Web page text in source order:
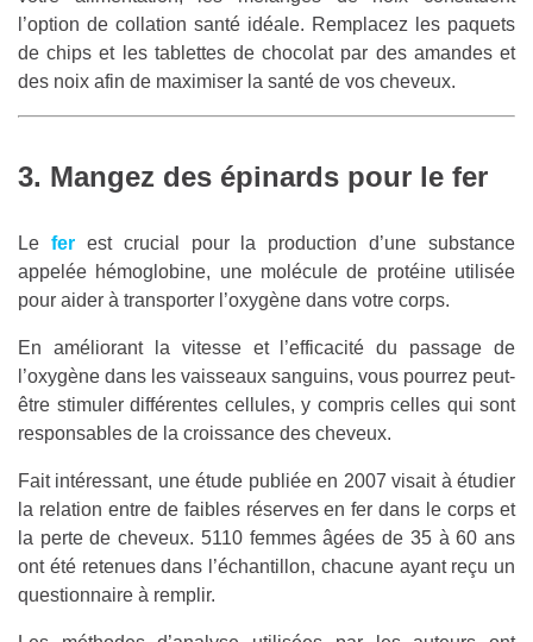
l’option de collation santé idéale. Remplacez les paquets
de chips et les tablettes de chocolat par des amandes et
des noix afin de maximiser la santé de vos cheveux.
3. Mangez des épinards pour le fer
Le ferest crucial pour la production d’une substance
appelée hémoglobine, une molécule de protéine utilisée
pour aider à transporter l’oxygène dans votre corps.
En améliorant la vitesse et l’efficacité du passage de
l’oxygène dans les vaisseaux sanguins, vous pourrez peut-
être stimuler différentes cellules, y compris celles qui sont
responsables de la croissance des cheveux.
Fait intéressant, une étude publiée en 2007 visait à étudier
la relation entre de faibles réserves en fer dans le corps et
la perte de cheveux. 5110 femmes âgées de 35 à 60 ans
ont été retenues dans l’échantillon, chacune ayant reçu un
questionnaire à remplir.